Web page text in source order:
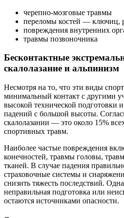
черепно-мозговые травмы
переломы костей — ключиц,
повреждения внутренних
травмы позвоночника
Бесконтактные
скалолазание и альпинизм
Несмотря на то, что эти виды
минимальный контакт с другими
высокой технической подготовки
падений с большой высоты.
скалолазании — это около 15%
спортивных травм.
Наиболее частые повреждения
конечностей, травмы головы,
тканей. В случае падения
страховочные системы и
снизить тяжесть последствий.
неправильная подготовка или
остаются источниками опасности.